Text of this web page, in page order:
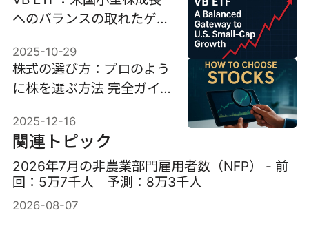
へのバランスの取れたゲー
2025-10-29
株式の選び方：プロのよう
に株を選ぶ方法 完全ガイ
2025-12-16
関連トピック
2026年7月の非農業部門雇用者数（NFP） - 前
回：5万7千人 予測：8万3千人
2026-08-07